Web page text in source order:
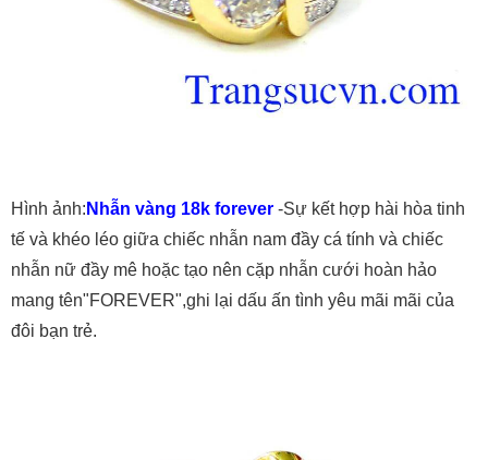
Hình ảnh: Nhẫn vàng 18k forever -Sự kết hợp hài hòa tinh
tế và khéo léo giữa chiếc nhẫn nam đầy cá tính và chiếc
nhẫn nữ đầy mê hoặc tạo nên cặp nhẫn cưới hoàn hảo
mang tên"FOREVER",ghi lại dấu ấn tình yêu mãi mãi của
đôi bạn trẻ.